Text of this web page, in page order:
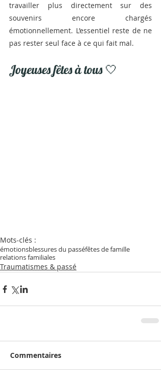
travailler plus directement sur des
souvenirs encore chargés
émotionnellement. L’essentiel reste de ne
pas rester seul face à ce qui fait mal.
Joyeuses fêtes à tous 🤍
Mots-clés :
émotionsblessures du passéfêtes de famille
relations familiales
Traumatismes & passé
Commentaires